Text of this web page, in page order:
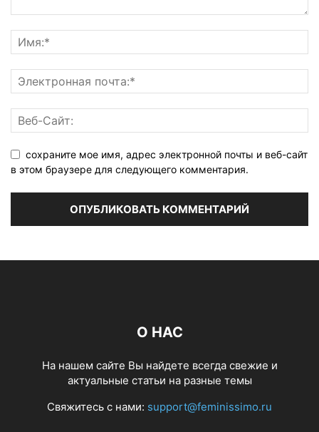
сохраните мое имя, адрес электронной почты и веб-сайт
в этом браузере для следующего комментария.
О НАС
На нашем сайте Вы найдете всегда свежие и
актуальные статьи на разные темы
Свяжитесь с нами: support@feminissimo.ru